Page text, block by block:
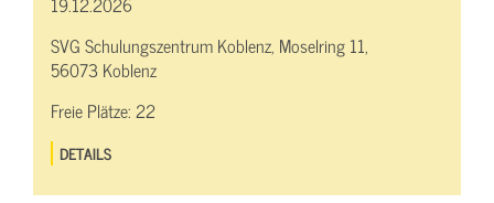
SVG Schulungszentrum Koblenz, Moselring 11,
56073 Koblenz
Freie Plätze:22
DETAILS